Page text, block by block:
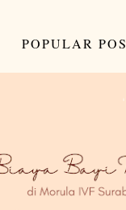
POPULAR